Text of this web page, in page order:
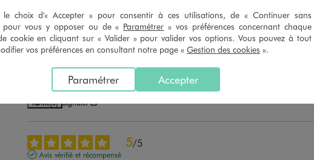
5/5
Avis vérifié et récompensé
07/07/2026 , suite à une expérience du24/06/2026
Utile(0) Signaler
5/5
Avis vérifié et récompensé
le choix d'« Accepter » pour consentir à ces utilisations, de « Continuer sans
pour vous y opposer ou de « Paramétrer » vos préférences concernant chaque
cookie en cliquant sur « Valider » pour valider vos options. Vous pouvez à tout
vos préférences en consultant notre page « Gestion des cookies ».
Accepter
Paramétrer